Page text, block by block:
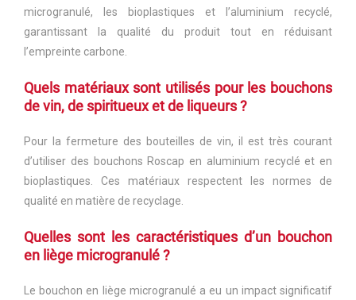
microgranulé, les bioplastiques et l’aluminium recyclé,
garantissant la qualité du produit tout en réduisant
l’empreinte carbone.
Quels matériaux sont utilisés pour les bouchons
de vin, de spiritueux et de liqueurs ?
Pour la fermeture des bouteilles de vin, il est très courant
d’utiliser des bouchons Roscap en aluminium recyclé et en
bioplastiques. Ces matériaux respectent les normes de
qualité en matière de recyclage.
Quelles sont les caractéristiques d’un bouchon
en liège microgranulé ?
Le bouchon en liège microgranulé a eu un impact significatif